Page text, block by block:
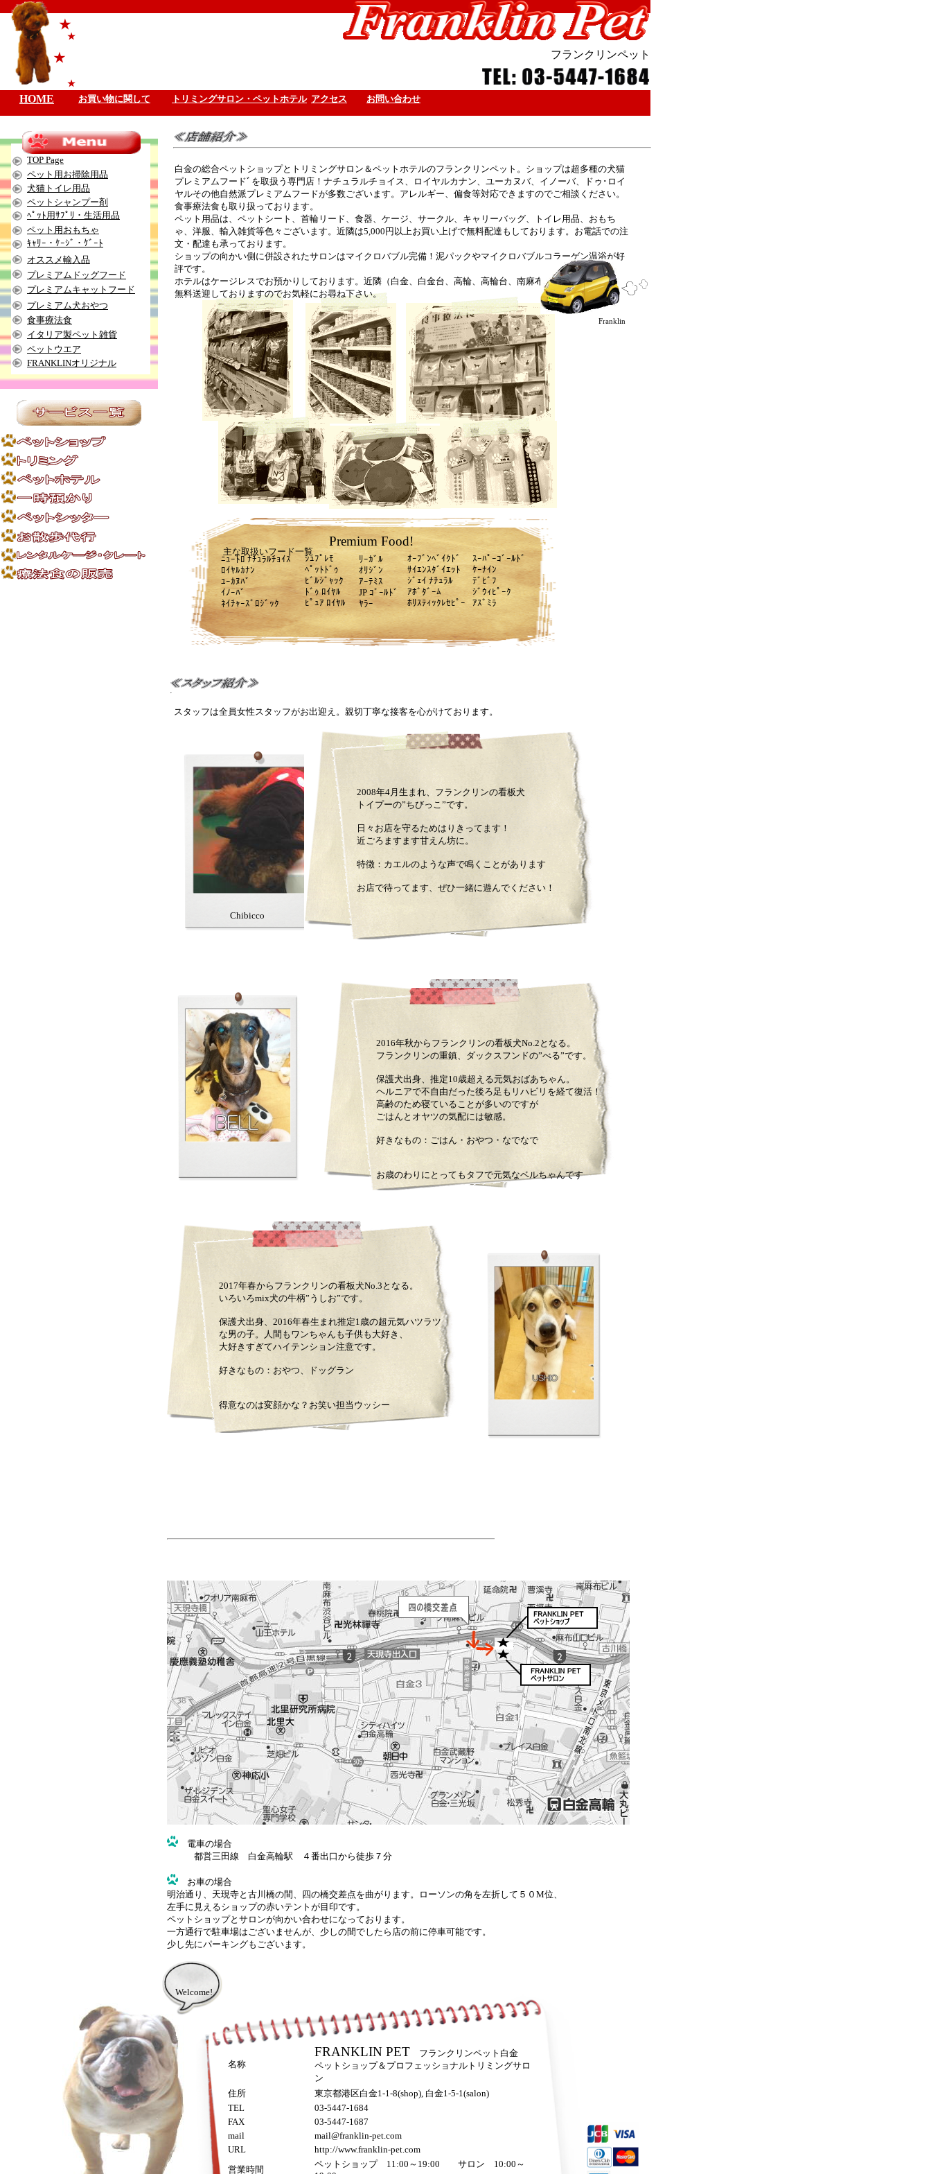
スタッフは全員女性スタッフがお出迎え。親切丁寧な接客を心がけております。
2008年4月生まれ、フランクリンの看板犬
トイプーの”ちびっこ”です。
日々お店を守るためはりきってます！
近ごろますます甘えん坊に。
特徴：カエルのような声で鳴くことがあります
お店で待ってます、ぜひ一緒に遊んでください！
Chibicco
HOME お買い物に関して トリミングサロン・ペットホテル アクセス お問い合わせ
★
★
★
★
フランクリンペット
Franklin
白金の総合ペットショップとトリミングサロン＆ペットホテルのフランクリンペット。ショップは超多種の犬猫
プレミアムフードﾞを取扱う専門店！ナチュラルチョイス、ロイヤルカナン、ユーカヌバ、イノーバ、ドゥ･ロイ
ヤルその他自然派プレミアムフードが多数ございます。アレルギー、偏食等対応できますのでご相談ください。
食事療法食も取り扱っております。
ペット用品は、ペットシート、首輪リード、食器、ケージ、サークル、キャリーバッグ、トイレ用品、おもち
ゃ、洋服、輸入雑貨等色々ございます。近隣は5,000円以上お買い上げで無料配達もしております。お電話での注
文・配達も承っております。
ショップの向かい側に併設されたサロンはマイクロバブル完備！泥パックやマイクロバブルコラーゲン温浴が好
評です。
ホテルはケージレスでお預かりしております。近隣（白金、白金台、高輪、高輪台、南麻布）は
無料送迎しておりますのでお気軽にお尋ね下さい。
ｽｰﾊﾟｰｺﾞｰﾙﾄﾞ
ｹｰﾅｲﾝ
ﾃﾞﾋﾞﾌ
ｼﾞｳｨﾋﾟｰｸ
ｱｽﾞﾐﾗ
ｵｰﾌﾞﾝﾍﾞｲｸﾄﾞ
ｻｲｴﾝｽﾀﾞｲｴｯﾄ
ｼﾞｪｲ ﾅﾁｭﾗﾙ
ｱﾎﾞﾀﾞｰﾑ
ﾎﾘｽﾃｨｯｸﾚｾﾋﾟｰ
ﾘｰｶﾞﾙ
ｵﾘｼﾞﾝ
ｱｰﾃﾐｽ
JP ｺﾞｰﾙﾄﾞ
ﾔﾗｰ
ｼｭﾌﾟﾚﾓ
ﾍﾟｯﾄﾄﾞｩ
ﾋﾞﾙｼﾞｬｯｸ
ﾄﾞｩ ﾛｲﾔﾙ
ﾋﾟｭｱ ﾛｲﾔﾙ
ﾆｭｰﾄﾛ ﾅﾁｭﾗﾙﾁｮｲｽ
ﾛｲﾔﾙｶﾅﾝ
ﾕｰｶﾇﾊﾞ
ｲﾉｰﾊﾞ
ﾈｲﾁｬｰｽﾞﾛｼﾞｯｸ
主な取扱いフード一覧
Premium Food!
ﾍﾟｯﾄ用ｻﾌﾟﾘ・生活用品
FRANKLINオリジナル
ペットシャンプー剤
食事療法食
プレミアムキャットフード
プレミアムドッグフード
ペットウエア
イタリア製ペット雑貨
プレミアム犬おやつ
オススメ輸入品
ペット用お掃除用品
ｷｬﾘｰ・ｹｰｼﾞ・ｹﾞｰﾄ
ペット用おもちゃ
犬猫トイレ用品
TOP Page
and more...
Welcome!
名称
FRANKLIN PET
フランクリンペット白金
ペットショップ＆プロフェッショナルトリミングサロ
ン
住所
東京都港区白金1-1-8(shop), 白金1-5-1(salon)
TEL
03-5447-1684
FAX
03-5447-1687
mail
mail@franklin-pet.com
URL
http://www.franklin-pet.com
営業時間
ペットショップ 11:00～19:00 サロン 10:00～
2017年春からフランクリンの看板犬No.3となる。
いろいろmix犬の牛柄”うしお”です。
保護犬出身、2016年春生まれ推定1歳の超元気ハツラツ
な男の子。人間もワンちゃんも子供も大好き、
大好きすぎてハイテンション注意です。
好きなもの：おやつ、ドッグラン
得意なのは変顔かな？お笑い担当ウッシー
2016年秋からフランクリンの看板犬No.2となる。
フランクリンの重鎮、ダックスフンドの”べる”です。
保護犬出身、推定10歳超える元気おばあちゃん。
ヘルニアで不自由だった後ろ足もリハビリを経て復活！
高齢のため寝ていることが多いのですが
ごはんとオヤツの気配には敏感。
好きなもの：ごはん・おやつ・なでなで
お歳のわりにとってもタフで元気なベルちゃんです
電車の場合
都営三田線 白金高輪駅 ４番出口から徒歩７分
お車の場合
明治通り、天現寺と古川橋の間、四の橋交差点を曲がります。ローソンの角を左折して５０M位、
左手に見えるショップの赤いテントが目印です。
ペットショップとサロンが向かい合わせになっております。
一方通行で駐車場はございませんが、少しの間でしたら店の前に停車可能です。
少し先にパーキングもございます。
Copyright(C)2014, FRANKLIN-PET All Right Reserved